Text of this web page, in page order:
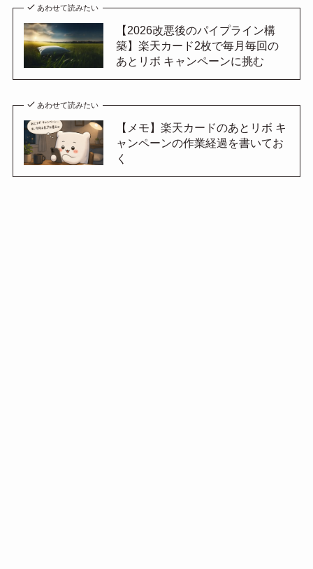
あわせて読みたい
【2026改悪後のパイプライン構
築】楽天カード2枚で毎月毎回の
あとリボ キャンペーンに挑む
あわせて読みたい
【メモ】楽天カードのあとリボ キ
ャンペーンの作業経過を書いてお
く